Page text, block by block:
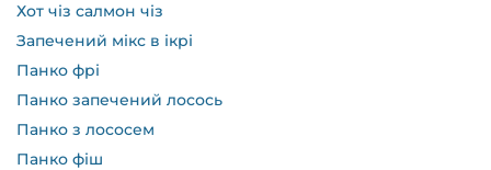
Хот чіз салмон чіз
Запечений мікс в ікрі
Панко фрі
Панко запечений лосось
Панко з лососем
Панко фіш